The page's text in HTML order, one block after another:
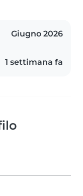
Giugno 2026
1 settimana fa